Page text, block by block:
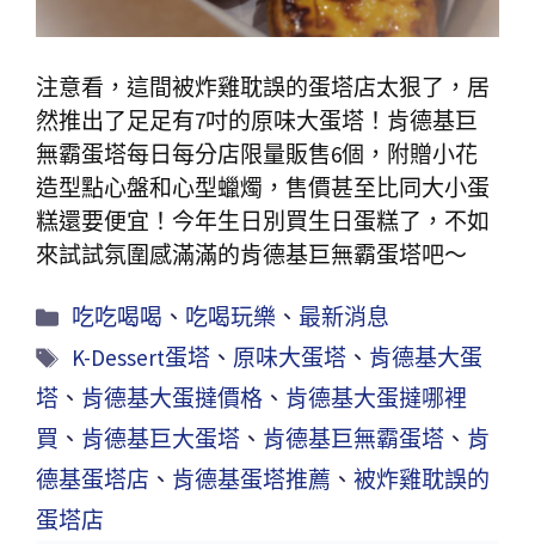
注意看，這間被炸雞耽誤的蛋塔店太狠了，居
然推出了足足有7吋的原味大蛋塔！肯德基巨
無霸蛋塔每日每分店限量販售6個，附贈小花
造型點心盤和心型蠟燭，售價甚至比同大小蛋
糕還要便宜！今年生日別買生日蛋糕了，不如
來試試氛圍感滿滿的肯德基巨無霸蛋塔吧～
吃吃喝喝 、 吃喝玩樂 、最新消息
K-Dessert蛋塔 、 原味大蛋塔 、 肯德基大蛋
塔 、 肯德基大蛋撻價格 、 肯德基大蛋撻哪裡
買 、 肯德基巨大蛋塔 、 肯德基巨無霸蛋塔 、 肯
德基蛋塔店 、 肯德基蛋塔推薦 、 被炸雞耽誤的
蛋塔店